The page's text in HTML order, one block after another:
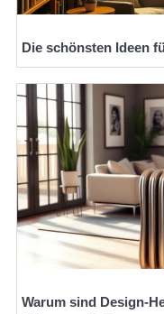
Die schönsten Ideen
Warum sind Design-